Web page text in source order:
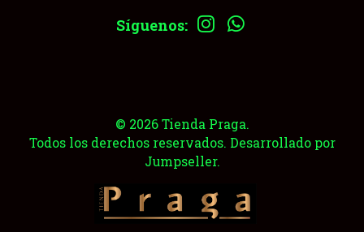
Síguenos:
© 2026 Tienda Praga.
Todos los derechos reservados. Desarrollado por
Jumpseller.